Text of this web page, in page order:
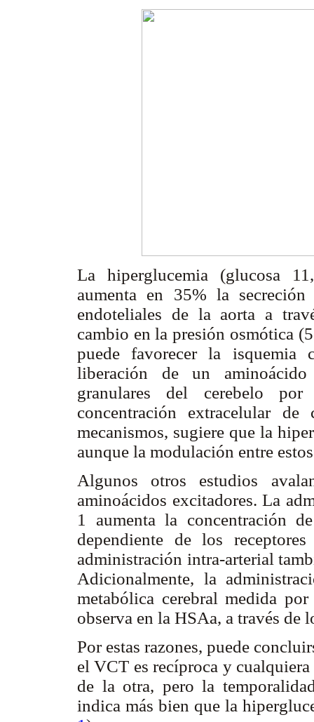
La hiperglucemia (glucosa
aumenta en 35% la
endoteliales de la aorta a
cambio en la presión osmótica
puede favorecer la
liberación de un
granulares del cerebelo
concentración extracelular
mecanismos, sugiere que la
aunque la modulación entre
Algunos otros estudios
aminoácidos excitadores. La
1 aumenta la concentración
dependiente de los
administración intra-arterial
Adicionalmente, la
metabólica cerebral medida
observa en la HSAa, a través
Por estas razones, puede
el VCT es recíproca y
de la otra, pero la
indica más bien que la